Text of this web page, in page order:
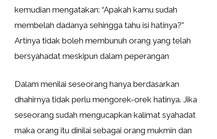
kemudian mengatakan: “Apakah kamu sudah
membelah dadanya sehingga tahu isi hatinya?”
Artinya tidak boleh membunuh orang yang telah
bersyahadat meskipun dalam peperangan
Dalam menilai seseorang hanya berdasarkan
dhahirnya tidak perlu mengorek-orek hatinya. Jika
seseorang sudah mengucapkan kalimat syahadat
maka orang itu dinilai sebagai orang mukmin dan